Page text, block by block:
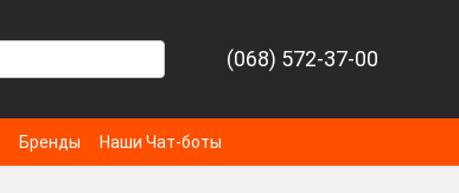
(068) 572-37-00
Бренды Наши Чат-боты